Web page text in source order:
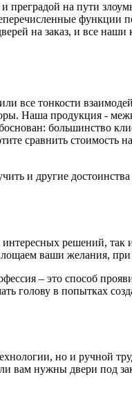
преградой на пути
на заказ, и все
все тонкости
Наша продукция -
большинство
сравнить
и другие
решений, так
ваши желания, при
– это способ
голову в попытках
но и ручной
нужны двери под